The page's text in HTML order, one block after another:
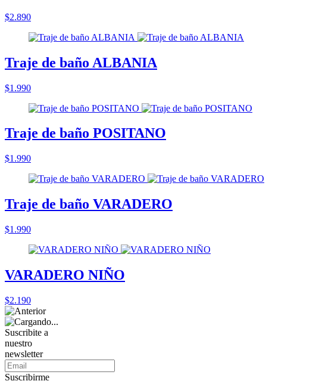
$2.890
Traje de baño ALBANIA
$1.990
Traje de baño POSITANO
$1.990
Traje de baño VARADERO
$1.990
VARADERO NIÑO
$2.190
Suscribite a
nuestro
newsletter
Suscribirme